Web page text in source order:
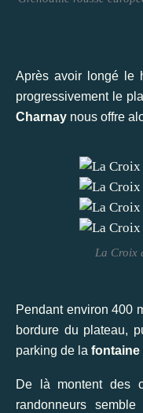
Après avoir longé le
progressivement le
Charnay nous offre
La Croix
Pendant environ 400
bordure du plateau,
parking de la fontaine
De là montent des
randonneurs